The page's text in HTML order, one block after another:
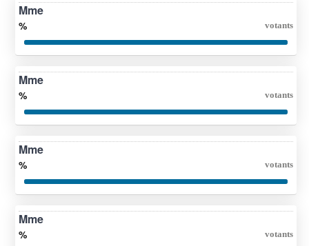
Mme
% votants
Mme
% votants
Mme
% votants
Mme
% votants